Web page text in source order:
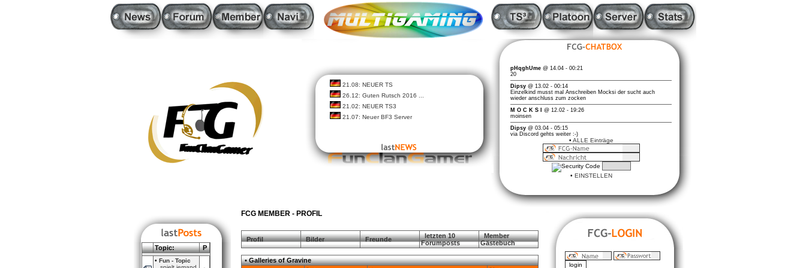
21.08: NEUER TS
26.12: Guten Rutsch 2016 ...
21.02: NEUER TS3
21.07: Neuer BF3 Server
• ALLE Einträge
• EINSTELLEN
Topic: P
• Fun - Topic
FCG MEMBER - PROFIL
Profil Bilder Freunde
letzten 10
Forumposts
Member
Gästebuch
• Galleries of Gravine